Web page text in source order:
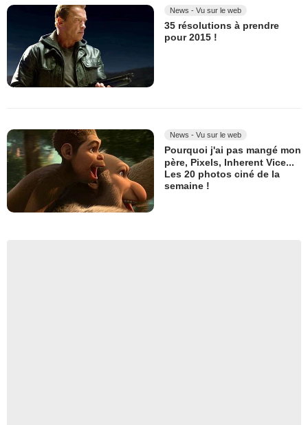
News - Vu sur le web
35 résolutions à prendre
pour 2015 !
News - Vu sur le web
Pourquoi j'ai pas mangé mon
père, Pixels, Inherent Vice...
Les 20 photos ciné de la
semaine !